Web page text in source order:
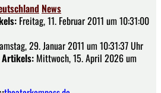
News
Freitag, 11. Februar 2011 um 10:31:00
29. Januar 2011 um 10:31:37 Uhr
Artikels: Mittwoch, 15. April 2026 um